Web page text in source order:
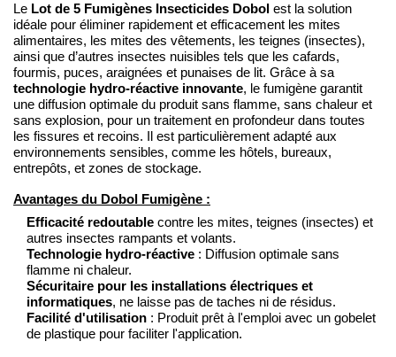
Le Lot de 5 Fumigènes Insecticides Dobol est la solution
idéale pour éliminer rapidement et efficacement les mites
alimentaires, les mites des vêtements, les teignes (insectes),
ainsi que d’autres insectes nuisibles tels que les cafards,
fourmis, puces, araignées et punaises de lit. Grâce à sa
technologie hydro-réactive innovante, le fumigène garantit
une diffusion optimale du produit sans flamme, sans chaleur et
sans explosion, pour un traitement en profondeur dans toutes
les fissures et recoins. Il est particulièrement adapté aux
environnements sensibles, comme les hôtels, bureaux,
entrepôts, et zones de stockage.
Avantages du Dobol Fumigène :
Efficacité redoutable contre les mites, teignes (insectes) et
autres insectes rampants et volants.
Technologie hydro-réactive : Diffusion optimale sans
flamme ni chaleur.
Sécuritaire pour les installations électriques et
informatiques, ne laisse pas de taches ni de résidus.
Facilité d'utilisation : Produit prêt à l'emploi avec un gobelet
de plastique pour faciliter l'application.